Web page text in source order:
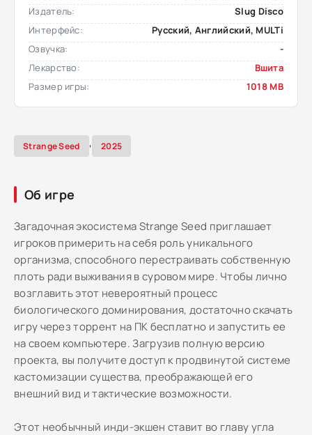
Издатель:
Slug Disco
Интерфейс:
Русский, Английский, MULTi
Озвучка:
-
Лекарство:
Вшита
Размер игры:
1018 MB
Strange Seed , 2025
Об игре
Загадочная экосистема Strange Seed приглашает
игроков примерить на себя роль уникального
организма, способного перестраивать собственную
плоть ради выживания в суровом мире. Чтобы лично
возглавить этот невероятный процесс
биологического доминирования, достаточно скачать
игру через торрент на ПК бесплатно и запустить ее
на своем компьютере. Загрузив полную версию
проекта, вы получите доступ к продвинутой системе
кастомизации существа, преображающей его
внешний вид и тактические возможности.
Этот необычный инди-экшен ставит во главу угла